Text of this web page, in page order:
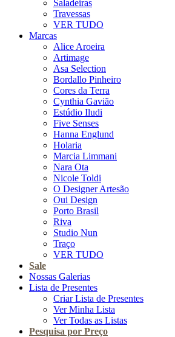
Saladeiras
Travessas
VER TUDO
Marcas
Alice Aroeira
Artimage
Asa Selection
Bordallo Pinheiro
Cores da Terra
Cynthia Gavião
Estúdio Iludi
Five Senses
Hanna Englund
Holaria
Marcia Limmani
Nara Ota
Nicole Toldi
O Designer Artesão
Oui Design
Porto Brasil
Riva
Studio Nun
Traço
VER TUDO
Sale
Nossas Galerias
Lista de Presentes
Criar Lista de Presentes
Ver Minha Lista
Ver Todas as Listas
Pesquisa por Preço